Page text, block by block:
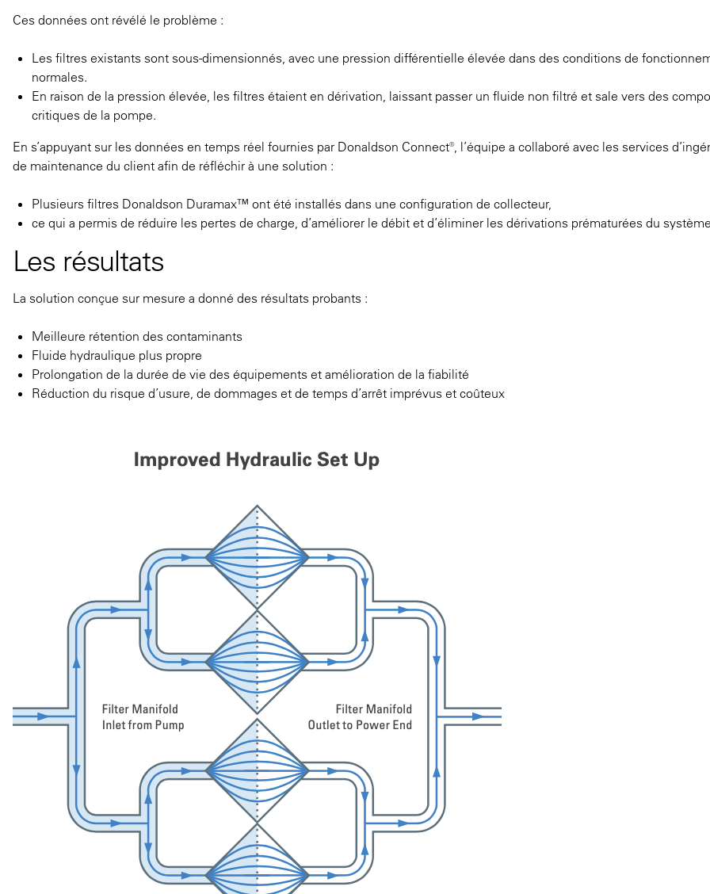
Ces données ont révélé le problème :
Les filtres existants sont sous-dimensionnés, avec une pression différentielle élevée dans des conditions de
normales.
En raison de la pression élevée, les filtres étaient en dérivation, laissant passer un fluide non filtré et sale vers des
critiques de la pompe.
En s’appuyant sur les données en temps réel fournies par Donaldson Connect®, l’équipe a collaboré avec les services
de maintenance du client afin de réfléchir à une solution :
Plusieurs filtres Donaldson Duramax™ ont été installés dans une configuration de collecteur,
ce qui a permis de réduire les pertes de charge, d’améliorer le débit et d’éliminer les dérivations prématurées du
Les résultats
La solution conçue sur mesure a donné des résultats probants :
Meilleure rétention des contaminants
Fluide hydraulique plus propre
Prolongation de la durée de vie des équipements et amélioration de la fiabilité
Réduction du risque d’usure, de dommages et de temps d’arrêt imprévus et coûteux